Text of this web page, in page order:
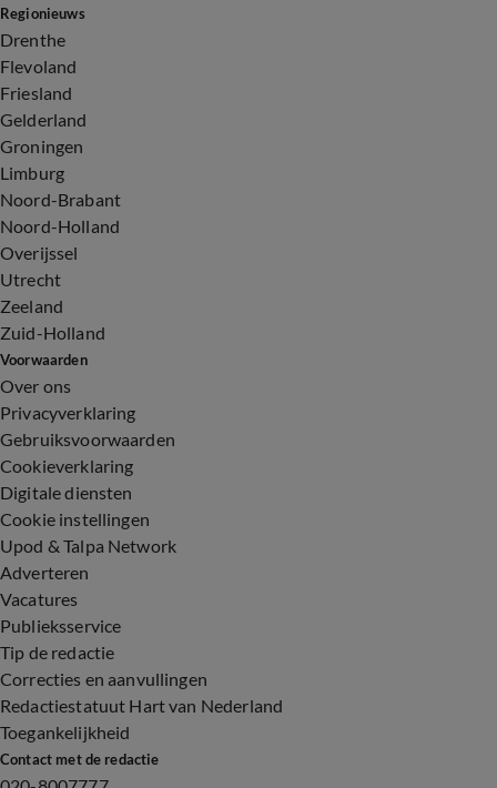
Regionieuws
Drenthe
Flevoland
Friesland
Gelderland
Groningen
Limburg
Noord-Brabant
Noord-Holland
Overijssel
Utrecht
Zeeland
Zuid-Holland
Voorwaarden
Over ons
Privacyverklaring
Gebruiksvoorwaarden
Cookieverklaring
Digitale diensten
Cookie instellingen
Upod & Talpa Network
Adverteren
Vacatures
Publieksservice
Tip de redactie
Correcties en aanvullingen
Redactiestatuut Hart van Nederland
Toegankelijkheid
Contact met de redactie